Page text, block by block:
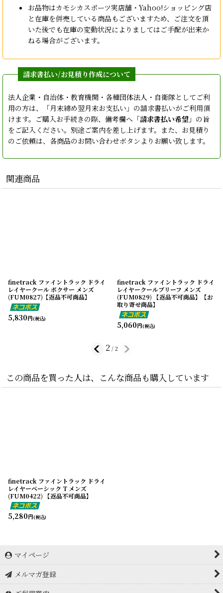
お品物はカモシカスポーツ実店舗・Yahoo!ショッピング店
と在庫を併売している商品もございますため、ご注文を頂
いた後でも在庫の変動状況によりましてはご手配が出来か
ねる場合がございます。
法人企業・自治体・教育機関・各種団体法人・自衛隊としてご利
用の方は、「月末締め翌月末お支払い」の請求書払いがご利用頂
けます。ご購入お手続きの際、備考欄へ「請求書払い希望 」の旨
をご記入ください。別途ご案内を差し上げます。また、お見積り
のご依頼は、各商品のお問い合わせボタンよりお願い致します。
関連商品
finetrack ファイントラック ドライ
レイヤークール ボクサー メンズ
(FUM0827)【返品不可商品】
5,830円(税込)
finetrack ファイントラック ドライ
レイヤークールブリーフ メンズ
(FUM0829) 【返品不可商品】【お
取り寄せ商品】
5,060円(税込)
2 / 2
この商品を買った人は、こんな商品も購入しています
finetrack ファイントラック ドライ
レイヤーベーシック T メンズ
(FUM0422) 【返品不可商品】
5,280円(税込)
マイページ
メルマガ登録